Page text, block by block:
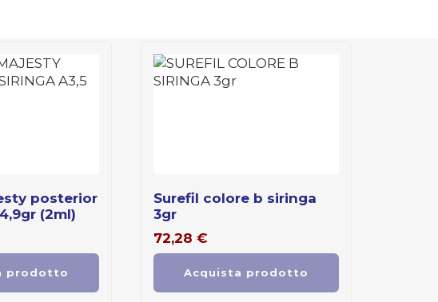
(2ml)
prodotto
surefil colore b siringa
3gr
72,28 €
Acquista prodotto